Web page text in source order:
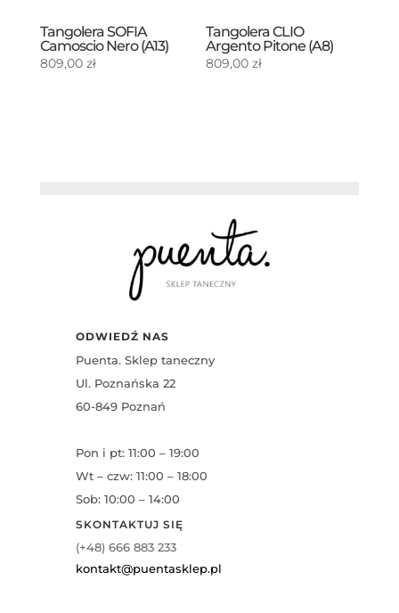
Tangolera SOFIA
Camoscio Nero (A13)
809,00 zł
Tangolera CLIO
Argento Pitone (A8)
809,00zł
ODWIEDŹ NAS
Puenta. Sklep taneczny
Ul. Poznańska 22
60-849 Poznań
Pon i pt: 11:00 – 19:00
Wt – czw: 11:00 – 18:00
Sob: 10:00 – 14:00
SKONTAKTUJ SIĘ
(+48) 666 883 233
kontakt@puentasklep.pl